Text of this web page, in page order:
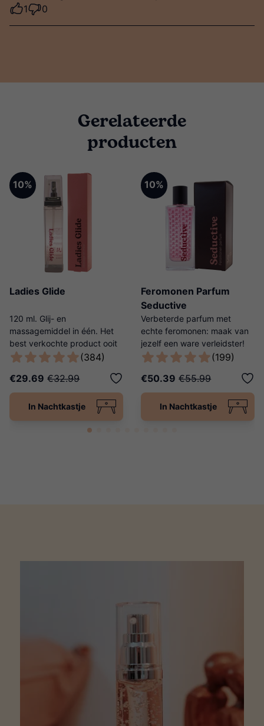
1
0
Gerelateerde
producten
10%
Ladies Glide
120 ml. Glij- en
massagemiddel in één. Het
best verkochte product ooit
van Ladies Night! (384)
€29.69 €32.99
In Nachtkastje
10%
Feromonen Parfum
Seductive
Verbeterde parfum met
echte feromonen: maak van
jezelf een ware verleidster!
(199)
€50.39 €55.99
In Nachtkastje